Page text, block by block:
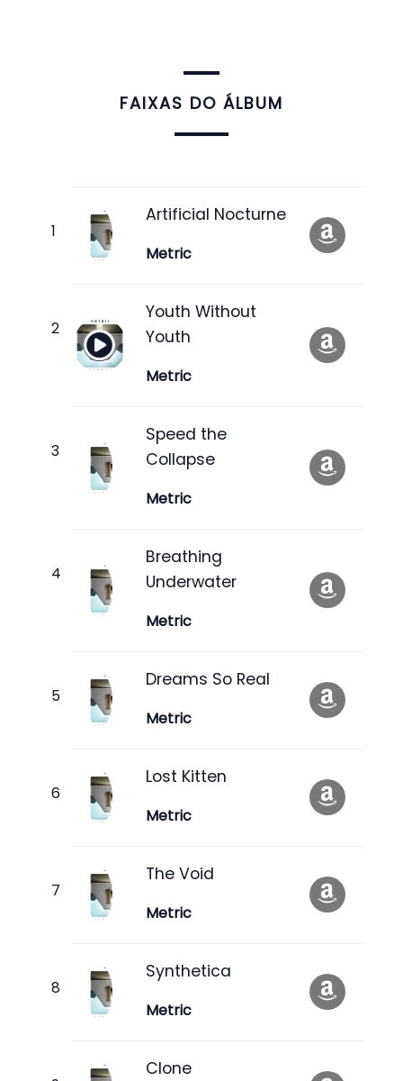
FAIXAS DO ÁLBUM
Artificial Nocturne
Metric
Youth Without
Youth
Metric
Speed the
Collapse
Metric
Breathing
Underwater
Metric
Dreams So Real
Metric
Lost Kitten
Metric
The Void
Metric
Synthetica
Metric
Clone